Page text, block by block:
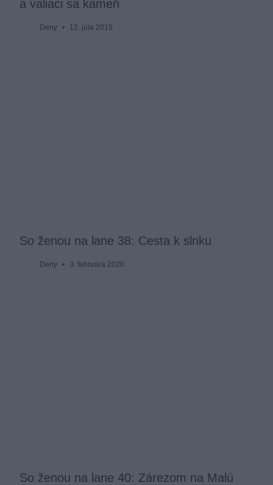
a valiaci sa kameň
Deny 12. júla 2019
So ženou na lane 38: Cesta k slnku
Deny 3. februára 2020
So ženou na lane 40: Zárezom na Malú